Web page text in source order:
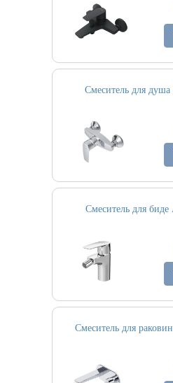
Смеситель для
Смеситель для
Смеситель для